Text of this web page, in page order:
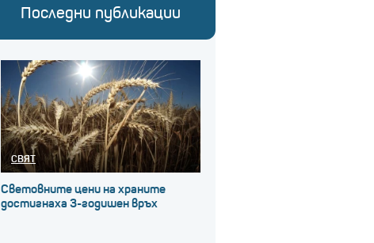
Последни публикации
СВЯТ
Световните цени на храните
достигнаха 3-годишен връх